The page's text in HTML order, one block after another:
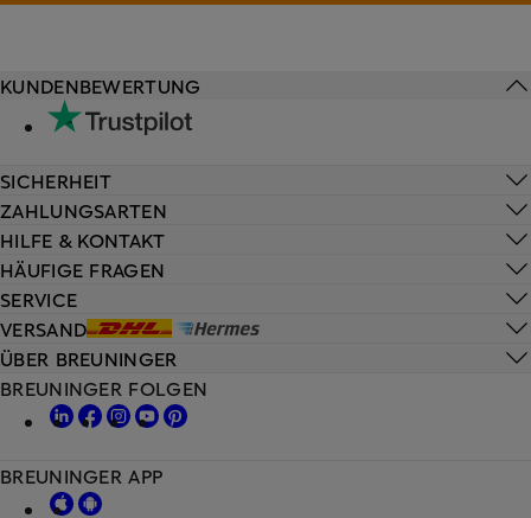
HILFE & KONTAKT
HÄUFIGE FRAGEN
SERVICE
VERSAND
KUNDENBEWERTUNG
SICHERHEIT
ZAHLUNGSARTEN
ÜBER BREUNINGER
BREUNINGER FOLGEN
BREUNINGER APP